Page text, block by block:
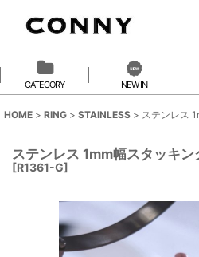
CATEGORY NEW IN
HOME > RING > STAINLESS > ステンレス
ステンレス 1mm幅スタッキ
[R1361-G]